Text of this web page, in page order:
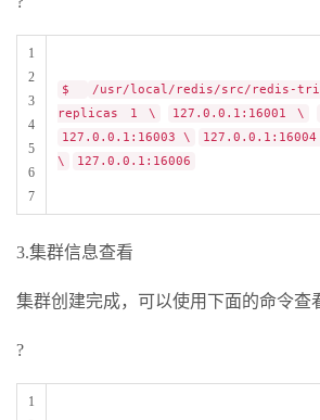
1
2
3
4
5
6
7
$ /usr/local/redis/src/redis-
replicas 1 \
127.0.0.1:16001 \
127.0.0.1:16003 \
\
127.0.0.1:16006
3.集群信息查看
集群创建完成，可以使用下面的命令查
?
1